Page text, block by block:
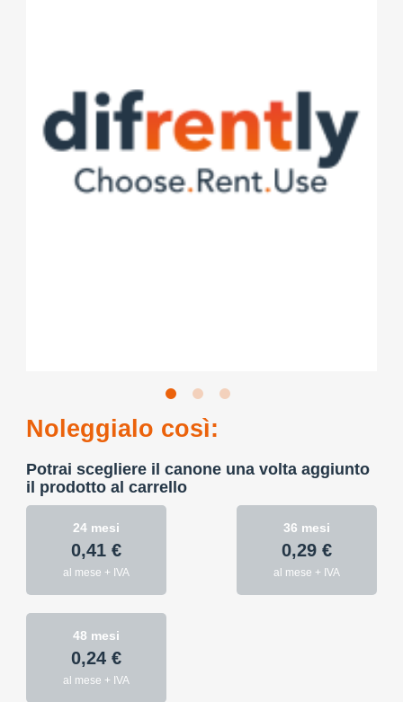
Noleggialo così:
Potrai scegliere il canone una volta aggiunto
il prodotto al carrello
24 mesi
0,41 €
al mese + IVA
36 mesi
0,29 €
al mese + IVA
48 mesi
0,24 €
al mese + IVA